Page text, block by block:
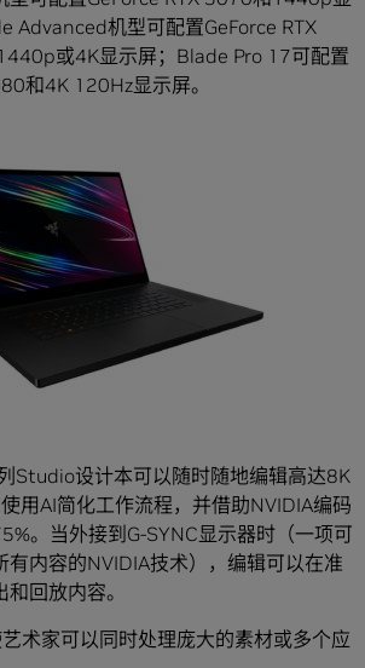
Advanced机型可配置GeForce RTX
或4K显示屏；Blade Pro 17可配置
和4K 120Hz显示屏。
Studio设计本可以随时随地编辑高达8K
用AI简化工作流程，并借助NVIDIA编码
。当外接到G-SYNC显示器时（一项可
有内容的NVIDIA技术），编辑可以在准
回放内容。
术家可以同时处理庞大的素材或多个应